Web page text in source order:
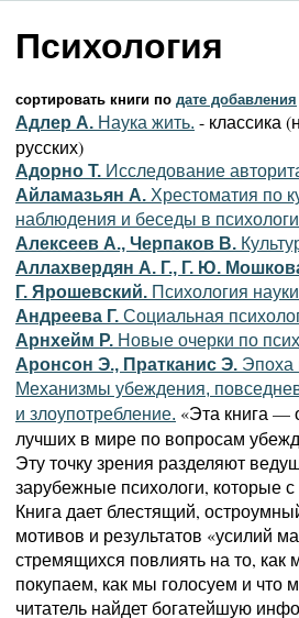
Психология
сортировать книги по дате добавления
Адлер А. Наука жить. - классика
русских)
Адорно Т. Исследование
Айламазьян А. Хрестоматия по
наблюдения и беседы в
Алексеев А., Черпаков В.
Аллахвердян А. Г., Г. Ю.
Г. Ярошевский. Психология
Андреева Г. Социальная
Арнхейм Р. Новые очерки по
Аронсон Э., Пратканис Э. Эпоха
Механизмы убеждения,
и злоупотребление. «Эта книга —
лучших в мире по вопросам
Эту точку зрения разделяют
зарубежные психологи, которые
Книга дает блестящий,
мотивов и результатов «усилий
стремящихся повлиять на то,
покупаем, как мы голосуем и что
читатель найдет богатейшую